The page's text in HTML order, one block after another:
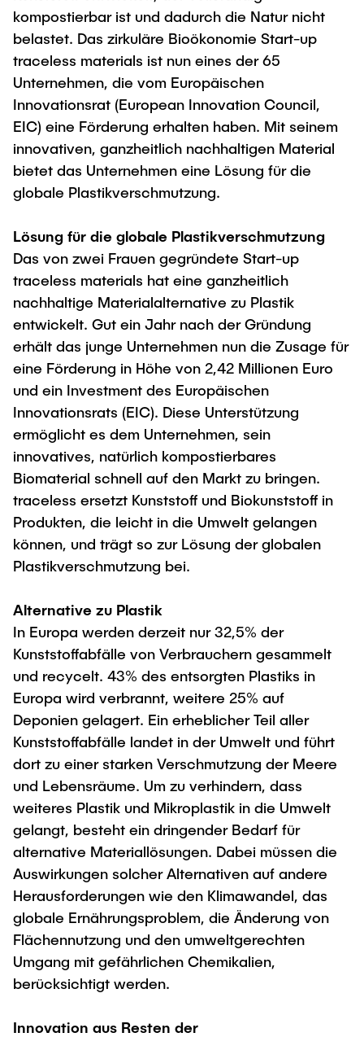
Lehre und Lernen
Best Practices Lehre
Hochschuldidaktik - ZLL
LearnING Center
Lehre im europäischen Verbund (ECIU)
WorkINGLab / Makerspace
Interdisziplinärer Workshop des FSP
„Biobasierte Prozesse und
Reaktortechnologien“
Forschung und Institute
Studienbereich FIT
Institute im Überblick
kompostierbar ist und dadurch die Natur nicht
belastet. Das zirkuläre Bioökonomie Start-up
traceless materials ist nun eines der 65
Unternehmen, die vom Europäischen
Innovationsrat (European Innovation Council,
EIC) eine Förderung erhalten haben. Mit seinem
innovativen, ganzheitlich nachhaltigen Material
bietet das Unternehmen eine Lösung für die
globale Plastikverschmutzung.
Lösung für die globale Plastikverschmutzung
Das von zwei Frauen gegründete Start-up
traceless materials hat eine ganzheitlich
nachhaltige Materialalternative zu Plastik
entwickelt. Gut ein Jahr nach der Gründung
erhält das junge Unternehmen nun die Zusage für
eine Förderung in Höhe von 2,42 Millionen Euro
und ein Investment des Europäischen
Innovationsrats (EIC). Diese Unterstützung
ermöglicht es dem Unternehmen, sein
innovatives, natürlich kompostierbares
Biomaterial schnell auf den Markt zu bringen.
traceless ersetzt Kunststoff und Biokunststoff in
Produkten, die leicht in die Umwelt gelangen
können, und trägt so zur Lösung der globalen
Plastikverschmutzung bei.
Alternative zu Plastik
In Europa werden derzeit nur 32,5% der
Kunststoffabfälle von Verbrauchern gesammelt
und recycelt. 43% des entsorgten Plastiks in
Europa wird verbrannt, weitere 25% auf
Deponien gelagert. Ein erheblicher Teil aller
Kunststoffabfälle landet in der Umwelt und führt
dort zu einer starken Verschmutzung der Meere
und Lebensräume. Um zu verhindern, dass
weiteres Plastik und Mikroplastik in die Umwelt
gelangt, besteht ein dringender Bedarf für
alternative Materiallösungen. Dabei müssen die
Auswirkungen solcher Alternativen auf andere
Herausforderungen wie den Klimawandel, das
globale Ernährungsproblem, die Änderung von
Flächennutzung und den umweltgerechten
Umgang mit gefährlichen Chemikalien,
berücksichtigt werden.
Innovation aus Resten der